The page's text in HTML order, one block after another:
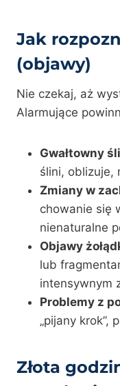
Jak
(objawy)
Nie czekaj, aż
Alarmujące
Gwałtowny
ślini, oblizuje,
Zmiany w
chowanie się
nienaturalne
Objawy
lub
intensywnym
Problemy z
„pijany krok”,
Złota